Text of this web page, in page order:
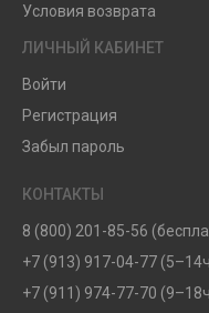
Условия возврата
ЛИЧНЫЙ КАБИНЕТ
Войти
Регистрация
Забыл пароль
КОНТАКТЫ
8 (800) 201-85-56
+7 (913) 917-04-77
+7 (911) 974-77-70